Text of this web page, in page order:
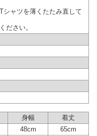
ャツを薄くたたみ直して
ださい。
身幅
着丈
48cm 65cm